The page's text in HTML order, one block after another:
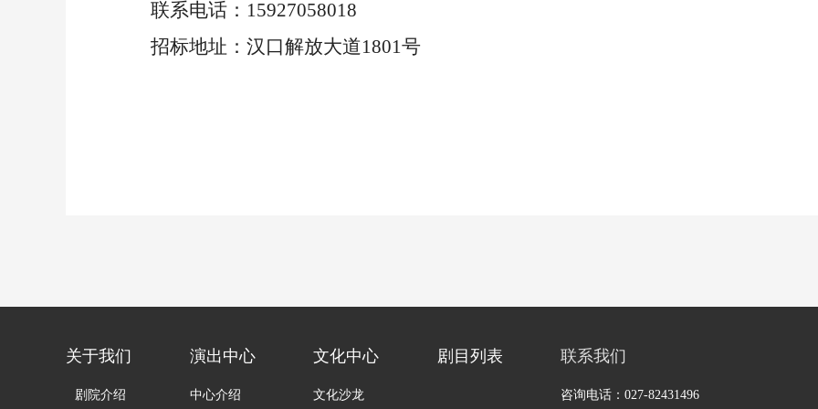
联系电话： 15927058018
招标地址：汉口解放大道1801号
关于我们
剧院介绍
演出中心
中心介绍
文化中心
文化沙龙
剧目列表 联系我们
咨询电话：027-82431496